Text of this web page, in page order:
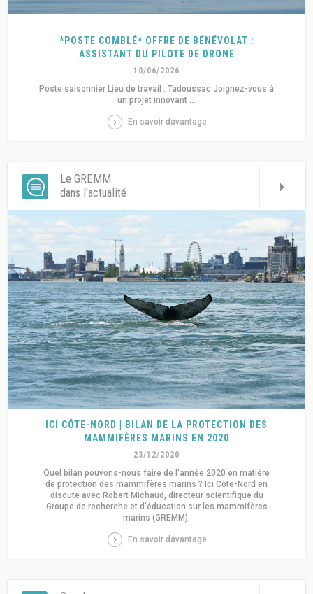
*POSTE COMBLÉ* OFFRE DE BÉNÉVOLAT :
ASSISTANT DU PILOTE DE DRONE
10/06/2026
Poste saisonnier Lieu de travail : Tadoussac Joignez-vous à
un projet innovant ...
En savoir davantage
Le GREMM
dans l'actualité
ICI CÔTE-NORD | BILAN DE LA PROTECTION DES
MAMMIFÈRES MARINS EN 2020
23/12/2020
Quel bilan pouvons-nous faire de l'année 2020 en matière
de protection des mammifères marins ? Ici Côte-Nord en
discute avec Robert Michaud, directeur scientifique du
Groupe de recherche et d'éducation sur les mammifères
marins (GREMM).
En savoir davantage